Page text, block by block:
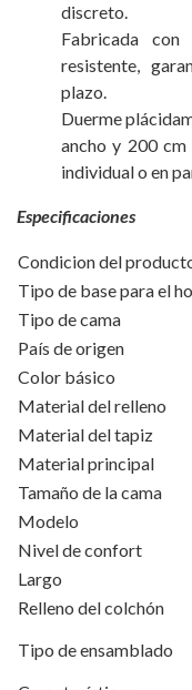
discreto.
Fabricada
resistente,
plazo.
Duerme
ancho y 200 cm
individual o en
Especificaciones
Condicion del
Tipo de base para el
Tipo de cama
País de origen
Color básico
Material del relleno
Material del tapiz
Material principal
Tamaño de la cama
Modelo
Nivel de confort
Largo
Relleno del colchón
Tipo de ensamblado